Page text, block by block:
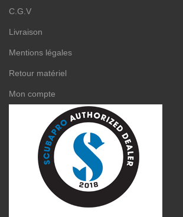
C.G.V
Livraison
Mentions légales
Retour matériel
Mon compte